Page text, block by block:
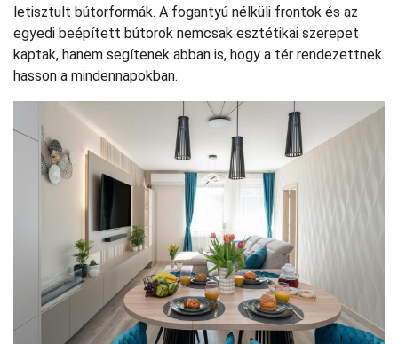
letisztult bútorformák. A fogantyú nélküli frontok és az
egyedi beépített bútorok nemcsak esztétikai szerepet
kaptak, hanem segítenek abban is, hogy a tér rendezettnek
hasson a mindennapokban.